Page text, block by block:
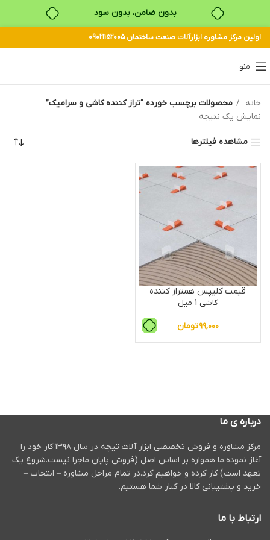
بدون ضامن، بدون سود
خرید قسطی با ترب‌پی
اولین مرکز مشاوره ابزارآلات صنعت ساختمان 09021152005
منو
خانه
محصولات برچسب خورده “تراز کننده کاشی و سرامیک”
نمایش یک نتیجه
مشاهده فیلترها
قیمت کلیپس همتراز کننده
کاشی 1 میل
۹۹,۰۰۰تومان
درباره ی ما
مرکز مشاوره و فروش تخصصی ابزار آلات تیچه در سال ۱۳۹۸ کار خود را
آغاز نموده.ما همواره بر اساس اصل (فروش پایان ماجرا نیست.شروع یک
تعهد است) کار کرده و خواهیم کرد.در تمام مراحل مشاوره – انتخاب –
خرید و پشتیبانی کالا در کنار شما هستیم.
ارتباط با ما